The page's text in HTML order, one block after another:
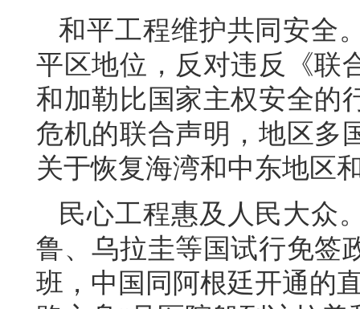
和平工程维护共同安全
平区地位，反对违反《联
和加勒比国家主权安全的
危机的联合声明，地区多
关于恢复海湾和中东地区
民心工程惠及人民大众
鲁、乌拉圭等国试行免签
班，中国同阿根廷开通的